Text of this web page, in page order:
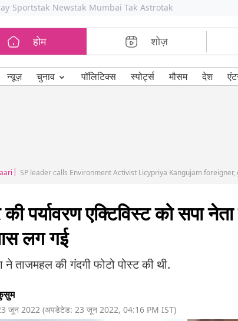
Sportstak Newstak Mumbai Tak Astrotak
होम शोज़
न्यूज़ चुनाव ⌄ पॉलिटिक्स स्पोर्ट्स मौसम देश
SP leader calls Environment Activist Licypriya Kangujam foreigner,
पर्यावरण एक्टिविस्ट को सपा
लग गई
ने ताजमहल की गंदगी फोटो पोस्ट की थी.
जून 2022 (अपडेटेड: 23 जून 2022, 04:16 PM IST)